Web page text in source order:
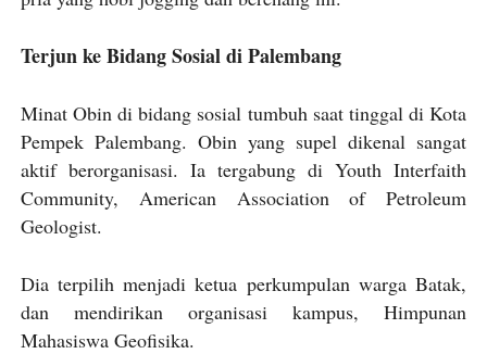
Terjun ke Bidang Sosial di Palembang
Minat Obin di bidang sosial tumbuh saat tinggal di Kota
Pempek Palembang. Obin yang supel dikenal sangat
aktif berorganisasi. Ia tergabung di Youth Interfaith
Community, American Association of Petroleum
Geologist.
Dia terpilih menjadi ketua perkumpulan warga Batak,
dan mendirikan organisasi kampus, Himpunan
Mahasiswa Geofisika.